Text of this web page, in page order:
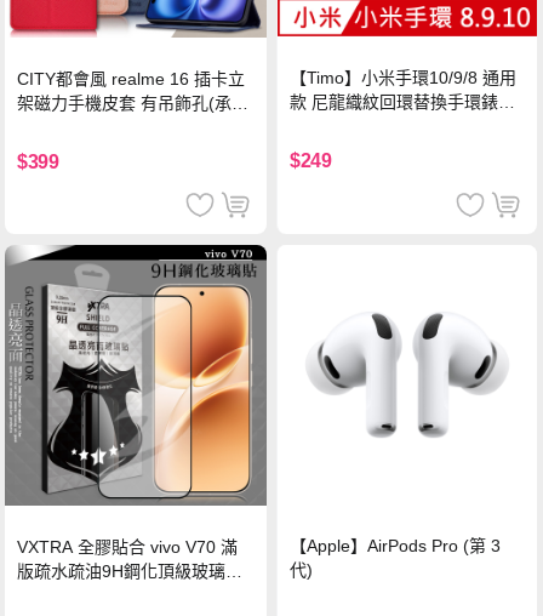
CITY都會風 realme 16 插卡立
架磁力手機皮套 有吊飾孔(承諾
$399
【Timo】小米手環10/9/8 通用
款 尼龍織紋回環替換手環錶帶-
$249
VXTRA 全膠貼合 vivo V70 滿
版疏水疏油9H鋼化頂級玻璃貼
【Apple】AirPods Pro (第 3
代)